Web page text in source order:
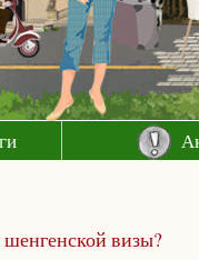
визы?